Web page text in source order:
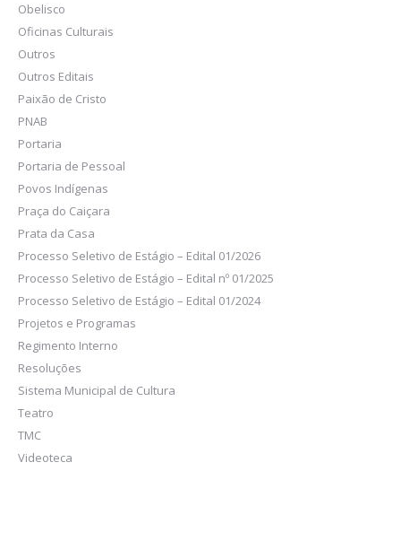
Obelisco
Oficinas Culturais
Outros
Outros Editais
Paixão de Cristo
PNAB
Portaria
Portaria de Pessoal
Povos Indígenas
Praça do Caiçara
Prata da Casa
Processo Seletivo de Estágio – Edital 01/2026
Processo Seletivo de Estágio – Edital nº 01/2025
Processo Seletivo de Estágio – Edital 01/2024
Projetos e Programas
Regimento Interno
Resoluções
Sistema Municipal de Cultura
Teatro
TMC
Videoteca